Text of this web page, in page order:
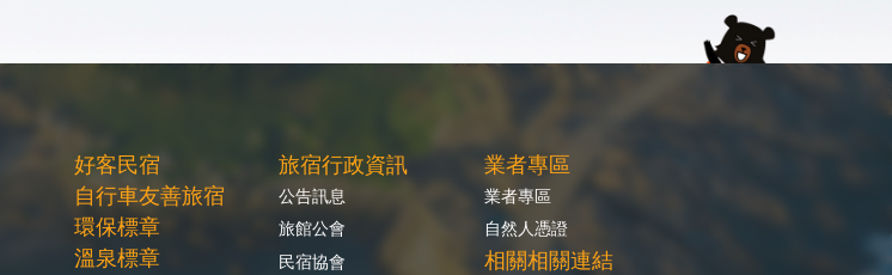
好客民宿
自行車友善旅宿
環保標章
溫泉標章
旅宿行政資訊
公告訊息
旅館公會
民宿協會
業者專區
業者專區
自然人憑證
相關相關連結